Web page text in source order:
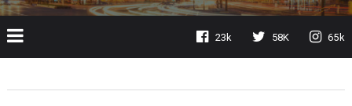
23k 58K 65k